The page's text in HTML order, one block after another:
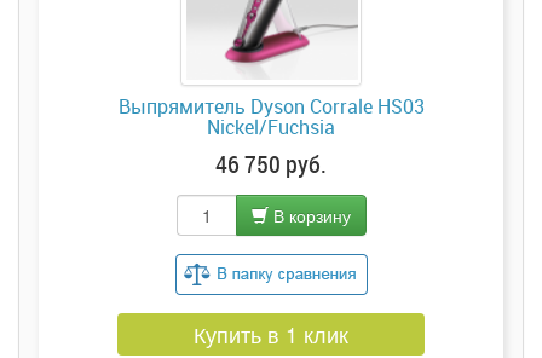
Выпрямитель Dyson Corrale HS03
Nickel/Fuchsia
46 750 руб.
В корзину
Купить в 1 клик